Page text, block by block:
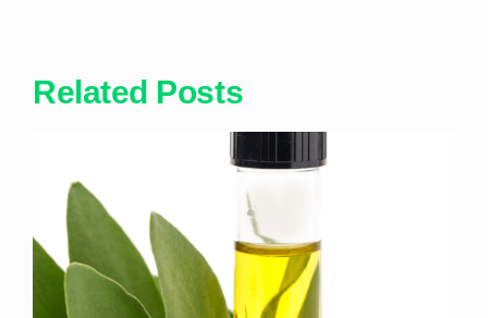
Related Posts